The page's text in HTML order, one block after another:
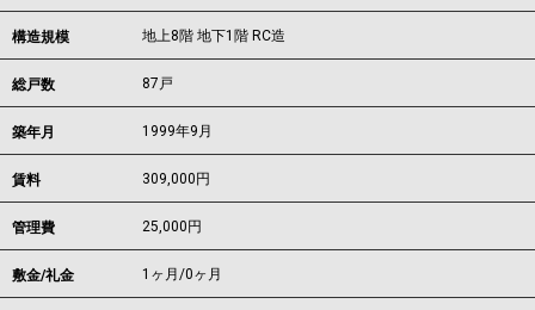
構造規模 地上8階 地下1階 RC造
総戸数 87戸
築年月 1999年9月
賃料 309,000 円
管理費 25,000円
敷金/礼金 1ヶ月/0ヶ月